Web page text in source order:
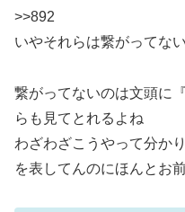
>>892
いやそれらは繋がってな
繋がってないのは文頭に
らも見てとれるよね
わざわざこうやって分か
を表してんのにほんとお